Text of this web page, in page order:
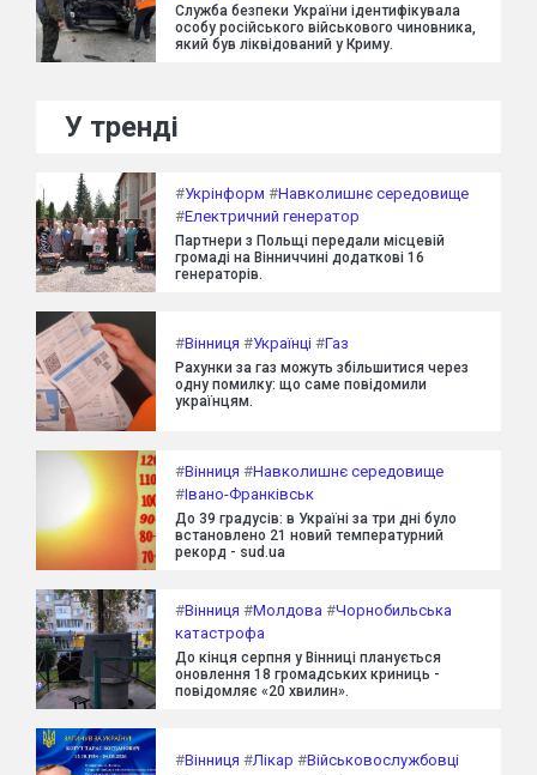
Служба безпеки України ідентифікувала
особу російського військового чиновника,
який був ліквідований у Криму.
У тренді
#Укрінформ #Навколишнє середовище
#Електричний генератор
Партнери з Польщі передали місцевій
громаді на Вінниччині додаткові 16
генераторів.
#Вінниця #Українці #Газ
Рахунки за газ можуть збільшитися через
одну помилку: що саме повідомили
українцям.
#Вінниця #Навколишнє середовище
#Івано-Франківськ
До 39 градусів: в Україні за три дні було
встановлено 21 новий температурний
рекорд - sud.ua
#Вінниця #Молдова #Чорнобильська
катастрофа
До кінця серпня у Вінниці планується
оновлення 18 громадських криниць -
повідомляє «20 хвилин».
#Вінниця #Лікар #Військовослужбовці